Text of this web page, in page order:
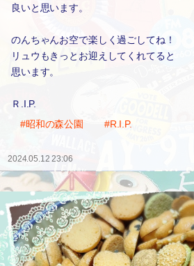
良いと思います。
のんちゃんお空で楽しく過ごしてね！
リュウもきっとお迎えしてくれてると
思います。
Ｒ.I.P.
#昭和の森公園
#R.I.P.
2024.05.12 23:06